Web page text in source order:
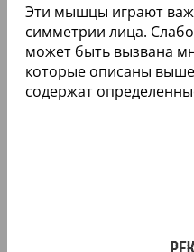
Эти мышцы играют
симметрии лица.
может быть вызвана
которые описаны
содержат